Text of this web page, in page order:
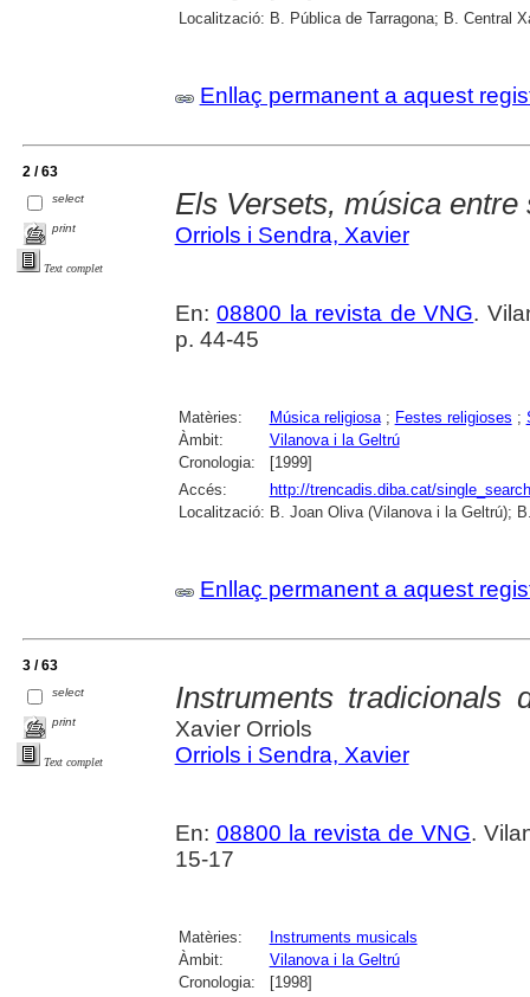
Localització: B. Pública de Tarragona; B. Central
Enllaç permanent a aquest
2 / 63
select
print
Text complet
Els Versets, música entre
Orriols i Sendra, Xavier
En:08800 la revista de VNG.
p. 44-45
Matèries: Música religiosa; Festes religioses ;
Àmbit:
Vilanova i la Geltrú
Cronologia:
[1999]
Accés:
http://trencadis.diba.cat/
Localització: B. Joan Oliva (Vilanova i la Geltrú);
Enllaç permanent a aquest
3 / 63
select
print
Text complet
Instruments tradicionals
Xavier Orriols
Orriols i Sendra, Xavier
En: 08800 la revista de VNG.
15-17
Matèries:
Instruments musicals
Àmbit:
Vilanova i la Geltrú
Cronologia:
[1998]